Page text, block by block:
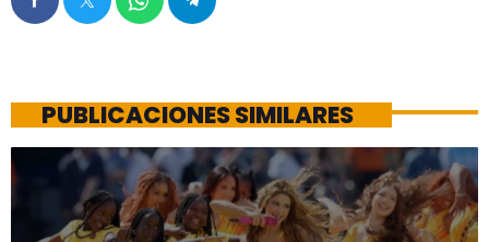
PUBLICACIONES SIMILARES